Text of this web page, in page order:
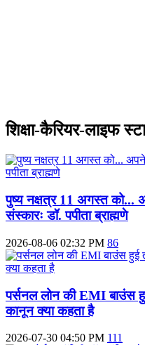
शिक्षा-कैरियर-लाइफ
पुष्य नक्षत्र 11 अगस्त को...
संस्कारः डॉ. पपीता ब्राह्मणे
2026-08-06 02:32 PM 86
पर्सनल लोन की EMI बाउंस
कानून क्या कहता है
2026-07-30 04:50 PM 111